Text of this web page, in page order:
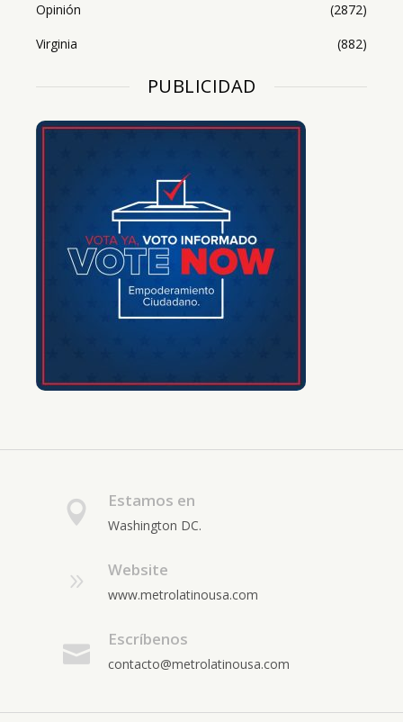
Opinión
(2872)
Virginia
(882)
PUBLICIDAD
Estamos en
Washington DC.
Website
www.metrolatinousa.com
Escríbenos
contacto@metrolatinousa.com